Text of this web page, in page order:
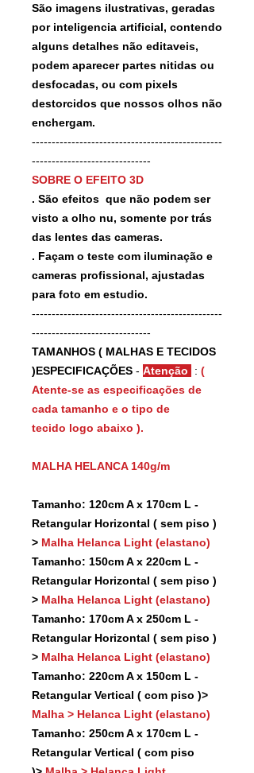
São imagens ilustrativas, geradas
por inteligencia artificial, contendo
alguns detalhes não editaveis,
podem aparecer partes nitidas ou
desfocadas, ou com pixels
destorcidos que nossos olhos não
enchergam.
------------------------------------------------
------------------------------
SOBRE O EFEITO 3D
. São efeitos que não podem ser
visto a olho nu, somente por trás
das lentes das cameras.
. Façam o teste com iluminação e
cameras profissional, ajustadas
para foto em estudio.
------------------------------------------------
------------------------------
TAMANHOS ( MALHAS E TECIDOS
)ESPECIFICAÇÕES - Atenção : (
Atente-se as especificações de
cada tamanho e o tipo de
tecido logo abaixo ).
MALHA HELANCA 140g/m
Tamanho: 120cm A x 170cm L -
Retangular Horizontal ( sem piso )
> Malha Helanca Light (elastano)
Tamanho: 150cm A x 220cm L -
Retangular Horizontal ( sem piso )
> Malha Helanca Light (elastano)
Tamanho: 170cm A x 250cm L -
Retangular Horizontal ( sem piso )
> Malha Helanca Light (elastano)
Tamanho: 220cm A x 150cm L -
Retangular Vertical ( com piso )>
Malha > Helanca Light (elastano)
Tamanho: 250cm A x 170cm L -
Retangular Vertical ( com piso